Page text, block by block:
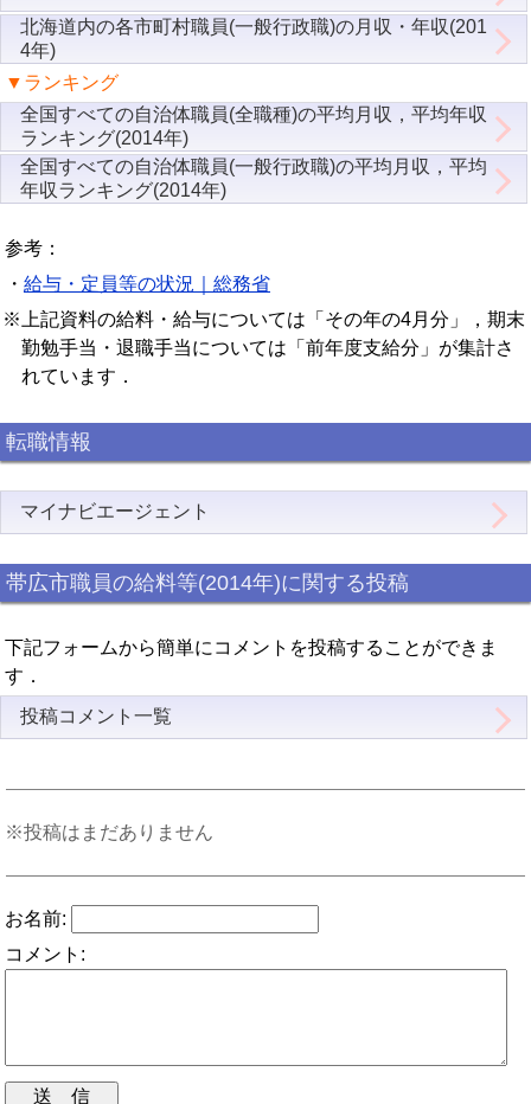
北海道内の各市町村職員(一般行政職)の月収・年収(201
4年)
▼ランキング
全国すべての自治体職員(全職種)の平均月収，平均年収
ランキング(2014年)
全国すべての自治体職員(一般行政職)の平均月収，平均
年収ランキング(2014年)
参考：
・ 給与・定員等の状況｜総務省
※上記資料の給料・給与については「その年の4月分」，期末
勤勉手当・退職手当については「前年度支給分」が集計さ
れています．
転職情報
マイナビエージェント
帯広市職員の給料等(2014年)に関する投稿
下記フォームから簡単にコメントを投稿することができま
す．
投稿コメント一覧
※投稿はまだありません
お名前:
コメント: